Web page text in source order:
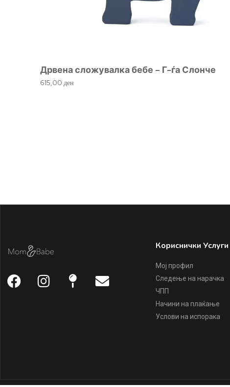
Дрвена сложувалка бебе – Г-ѓа Слонче
615,00ден
Кориснички Услуги
Мој профил
Следење на нарачка
ЧПП
Начини на плаќање
Услови на испорака